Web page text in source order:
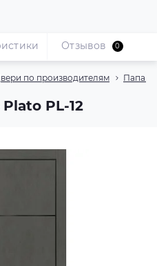
по производителям Папа
PL-12
Отзывов 0